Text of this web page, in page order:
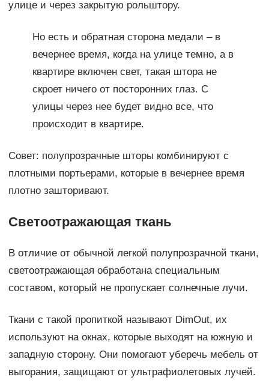
улице и через закрытую рольштору.
Но есть и обратная сторона медали – в
вечернее время, когда на улице темно, а в
квартире включен свет, такая штора не
скроет ничего от посторонних глаз. С
улицы через нее будет видно все, что
происходит в квартире.
Совет: полупрозрачные шторы комбинируют с
плотными портьерами, которые в вечернее время
плотно зашторивают.
Светоотражающая ткань
В отличие от обычной легкой полупрозрачной ткани,
светоотражающая обработана специальным
составом, который не пропускает солнечные лучи.
Ткани с такой пропиткой называют DimOut, их
используют на окнах, которые выходят на южную и
западную сторону. Они помогают уберечь мебель от
выгорания, защищают от ультрафиолетовых лучей.